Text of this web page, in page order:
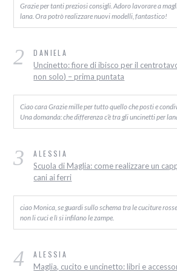
Grazie per tanti preziosi consigli. Adoro lavorare a
lana. Ora potrò realizzare nuovi modelli, fantastico!
2 DANIELA
Uncinetto: fiore di ibisco per il
non solo) – prima puntata
Ciao cara Grazie mille per tutto quello che posti e
Una domanda: che differenza c’è tra gli uncinetti per
3 ALESSIA
Scuola di Maglia: come realizzare un
cani ai ferri
ciao Monica, se guardi sullo schema tra le cuciture
non li cuci e lì si infilano le zampe.
4 ALESSIA
Maglia, cucito e uncinetto: libri e